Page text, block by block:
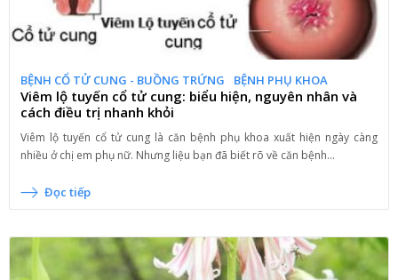
BỆNH CỔ TỬ CUNG - BUỒNG TRỨNG BỆNH PHỤ KHOA
Viêm lộ tuyến cổ tử cung: biểu hiện, nguyên nhân và
cách điều trị nhanh khỏi
Viêm lộ tuyến cổ tử cung là căn bệnh phụ khoa xuất hiện ngày càng
nhiều ở chị em phụ nữ. Nhưng liệu bạn đã biết rõ về căn bệnh...
Đọc tiếp